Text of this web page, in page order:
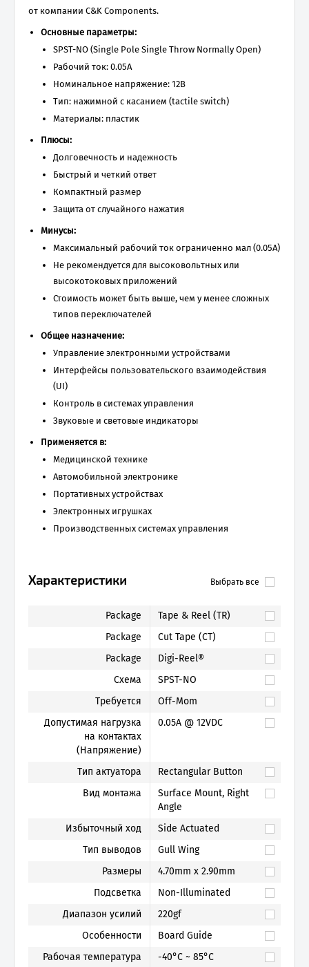
Выбрать все
Характеристики
Package
Tape & Reel (TR)
Package
Cut Tape (CT)
Package
Digi-Reel®
Схема
SPST-NO
Требуется
Off-Mom
Допустимая нагрузка
на контактах
(Напряжение)
0.05A @ 12VDC
Тип актуатора
Rectangular Button
Вид монтажа
Surface Mount, Right
Angle
Избыточный ход
Side Actuated
Тип выводов
Gull Wing
Размеры
4.70mm x 2.90mm
Подсветка
Non-Illuminated
Диапазон усилий
220gf
Особенности
Board Guide
Рабочая температура
-40°C ~ 85°C
от компании C&K Components.
Основные параметры:
SPST-NO (Single Pole Single Throw Normally Open)
Рабочий ток: 0.05А
Номинальное напряжение: 12В
Тип: нажимной с касанием (tactile switch)
Материалы: пластик
Плюсы:
Долговечность и надежность
Быстрый и четкий ответ
Компактный размер
Защита от случайного нажатия
Минусы:
Максимальный рабочий ток ограниченно мал (0.05А)
Не рекомендуется для высоковольтных или
высокотоковых приложений
Стоимость может быть выше, чем у менее сложных
типов переключателей
Общее назначение:
Управление электронными устройствами
Интерфейсы пользовательского взаимодействия
(UI)
Контроль в системах управления
Звуковые и световые индикаторы
Применяется в:
Медицинской технике
Автомобильной электронике
Портативных устройствах
Электронных игрушках
Производственных системах управления